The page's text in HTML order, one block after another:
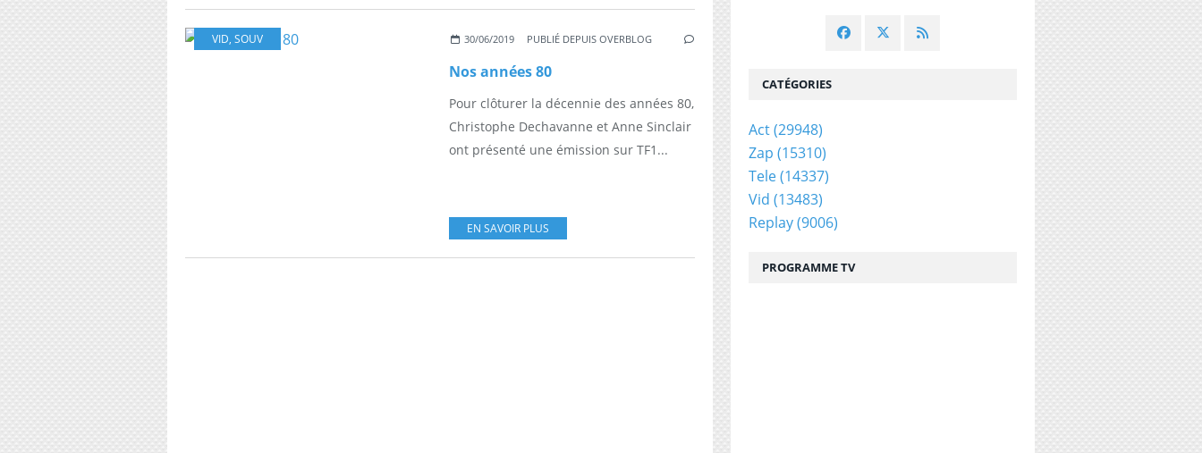
VID, SOUV 30/06/2019 PUBLIÉ DEPUIS OVERBLOG
Nos années 80
Pour clôturer la décennie des années 80,
Christophe Dechavanne et Anne Sinclair
ont présenté une émission sur TF1...
EN SAVOIR PLUS
CATÉGORIES
Act(29948)
Zap (15310)
Tele(14337)
Vid (13483)
Replay(9006)
PROGRAMME TV